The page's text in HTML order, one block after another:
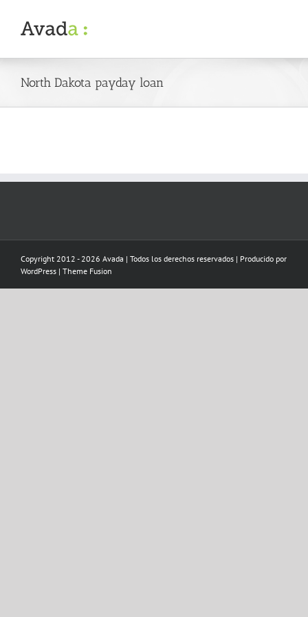
content
North Dakota payday loan
Copyright 2012 - 2026 Avada | Todos los derechos reservados | Producido por
WordPress | Theme Fusion